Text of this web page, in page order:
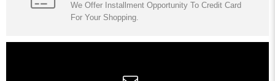
We Offer Installment Opportunity To Credit Card
For Your Shopping.